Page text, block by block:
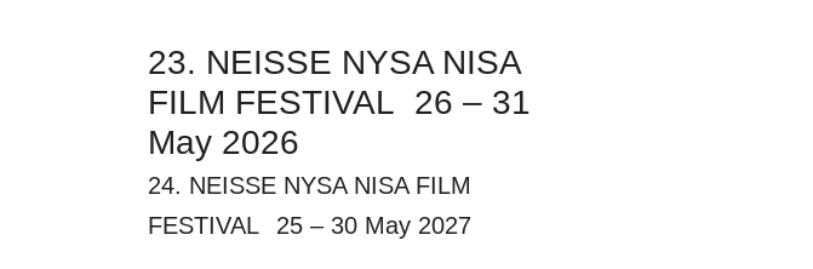
23. NEISSE NYSA NISA
FILM FESTIVAL 26 – 31
May 2026
24. NEISSE NYSA NISA FILM
FESTIVAL
25 – 30 May 2027